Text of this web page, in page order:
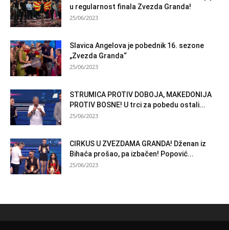
u regularnost finala Zvezda Granda!
25/06/2023
Slavica Angelova je pobednik 16. sezone
„Zvezda Granda“
25/06/2023
STRUMICA PROTIV DOBOJA, MAKEDONIJA
PROTIV BOSNE! U trci za pobedu ostali...
25/06/2023
CIRKUS U ZVEZDAMA GRANDA! Dženan iz
Bihaća prošao, pa izbačen! Popović...
25/06/2023